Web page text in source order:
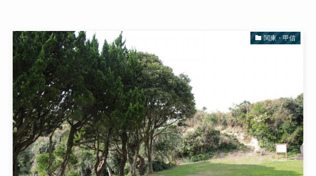
関東・甲信